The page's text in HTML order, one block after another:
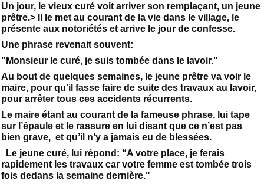
Un jour, le vieux curé voit arriver son remplaçant, un jeune
prêtre.> Il le met au courant de la vie dans le village, le
présente aux notoriétés et arrive le jour de confesse.
Une phrase revenait souvent:
"Monsieur le curé, je suis tombée dans le lavoir."
Au bout de quelques semaines, le jeune prêtre va voir le
maire, pour qu'il fasse faire de suite des travaux au lavoir,
pour arrêter tous ces accidents récurrents.
Le maire étant au courant de la fameuse phrase, lui tape
sur l’épaule et le rassure en lui disant que ce n’est pas
bien grave, et qu’il n’y a jamais eu de blessées.
Le jeune curé, lui répond: “A votre place, je ferais
rapidement les travaux car votre femme est tombée trois
fois dedans la semaine dernière."